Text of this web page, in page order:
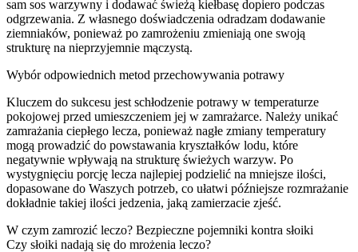
sam sos warzywny i dodawać świeżą kiełbasę dopiero podczas
odgrzewania. Z własnego doświadczenia odradzam dodawanie
ziemniaków, ponieważ po zamrożeniu zmieniają one swoją
strukturę na nieprzyjemnie mączystą.
Wybór odpowiednich metod przechowywania potrawy
Kluczem do sukcesu jest schłodzenie potrawy w temperaturze
pokojowej przed umieszczeniem jej w zamrażarce. Należy unikać
zamrażania ciepłego lecza, ponieważ nagłe zmiany temperatury
mogą prowadzić do powstawania kryształków lodu, które
negatywnie wpływają na strukturę świeżych warzyw. Po
wystygnięciu porcję lecza najlepiej podzielić na mniejsze ilości,
dopasowane do Waszych potrzeb, co ułatwi późniejsze rozmrażanie
dokładnie takiej ilości jedzenia, jaką zamierzacie zjeść.
W czym zamrozić leczo? Bezpieczne pojemniki kontra słoiki
Czy słoiki nadają się do mrożenia leczo?